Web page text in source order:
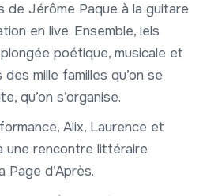
de Jérôme Paque à la guitare
en live. Ensemble, iels
poétique, musicale et
mille familles qu’on se
qu’on s’organise.
Alix, Laurence et
une rencontre littéraire
Page d’Après.